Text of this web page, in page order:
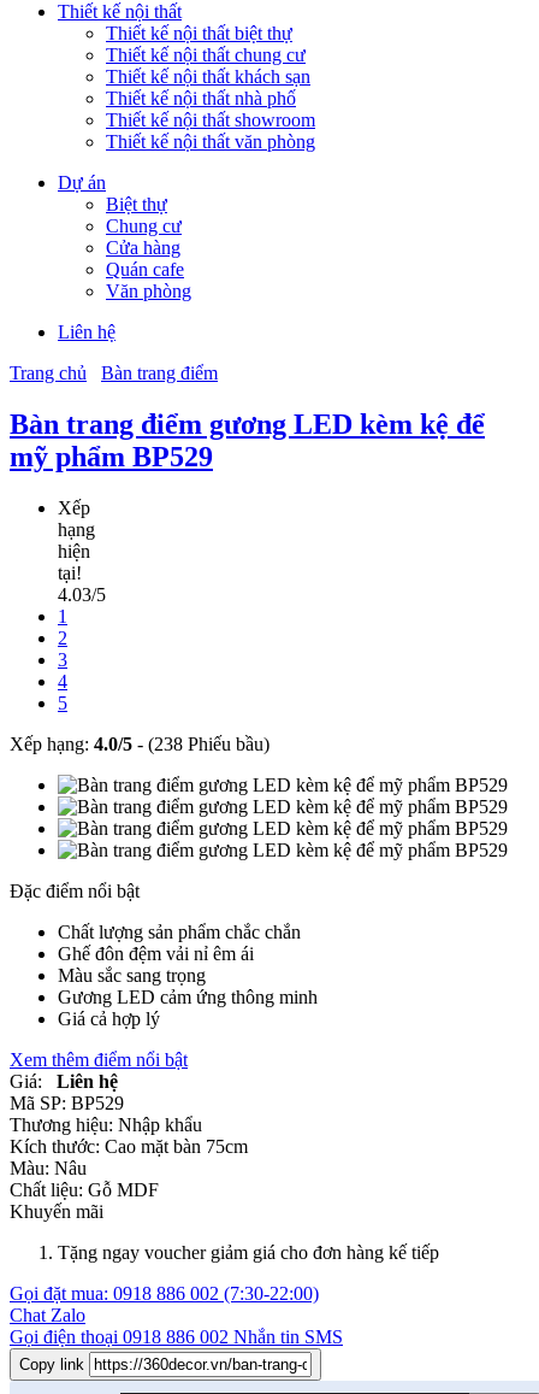
Thiết kế nội thất
Thiết kế nội thất biệt thự
Thiết kế nội thất chung cư
Thiết kế nội thất khách sạn
Thiết kế nội thất nhà phố
Thiết kế nội thất showroom
Thiết kế nội thất văn phòng
Dự án
Biệt thự
Chung cư
Cửa hàng
Quán cafe
Văn phòng
Liên hệ
Trang chủ
Bàn trang điểm
Bàn trang điểm gương LED kèm kệ để
mỹ phẩm BP529
Xếp
hạng
hiện
tại!
4.03/5
1
2
3
4
5
Xếp hạng: 4.0/5 - (238 Phiếu bầu)
Đặc điểm nổi bật
Chất lượng sản phẩm chắc chắn
Ghế đôn đệm vải nỉ êm ái
Màu sắc sang trọng
Gương LED cảm ứng thông minh
Giá cả hợp lý
Xem thêm điểm nổi bật
Giá:
Liên hệ
Mã SP: BP529
Thương hiệu: Nhập khẩu
Kích thước: Cao mặt bàn 75cm
Màu: Nâu
Chất liệu: Gỗ MDF
Khuyến mãi
Tặng ngay voucher giảm giá cho đơn hàng kế tiếp
Gọi đặt mua: 0918 886 002 (7:30-22:00)
Chat Zalo
Gọi điện thoại 0918 886 002 Nhắn tin SMS
Copy link